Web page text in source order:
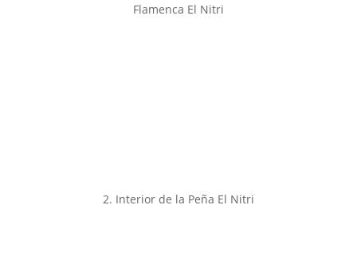
Flamenca El Nitri
2. Interior de la Peña El Nitri